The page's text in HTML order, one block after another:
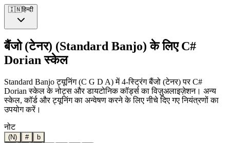
🇮🇳हिन्दी
बैंजो (टेनर) (Standard Banjo) के लिए C#
Dorian स्केल
Standard Banjo ट्यूनिंग (C G D A) में 4-स्ट्रिंग बैंजो (टेनर) पर C#
Dorian स्केल के नोट्स और डायटोनिक कॉर्ड्स का विज़ुअलाइज़ेशन। अन्य
स्केल, कॉर्ड और ट्यूनिंग का अन्वेषण करने के लिए नीचे दिए गए नियंत्रणों का
उपयोग करें।
नोट
(N) #
b